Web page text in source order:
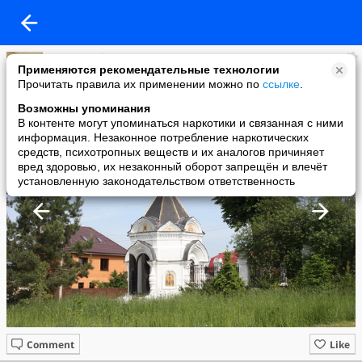
Применяются рекомендательные технологии
Прочитать правила их применении можно по ссылке
Возможны упоминания
В контенте могут упоминаться наркотики и связанная с ними
информация. Незаконное потребление наркотических
средств, психотропных веществ и их аналогов причиняет
вред здоровью, их незаконный оборот запрещён и влечёт
установленную законодательством ответственность
Костя Сдобников
added a photo
02 Jun в 18:32
Like
Comment